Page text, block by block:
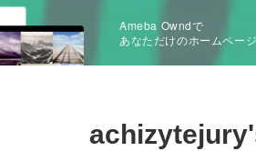
Ameba Owndで
あなただけのホームペー